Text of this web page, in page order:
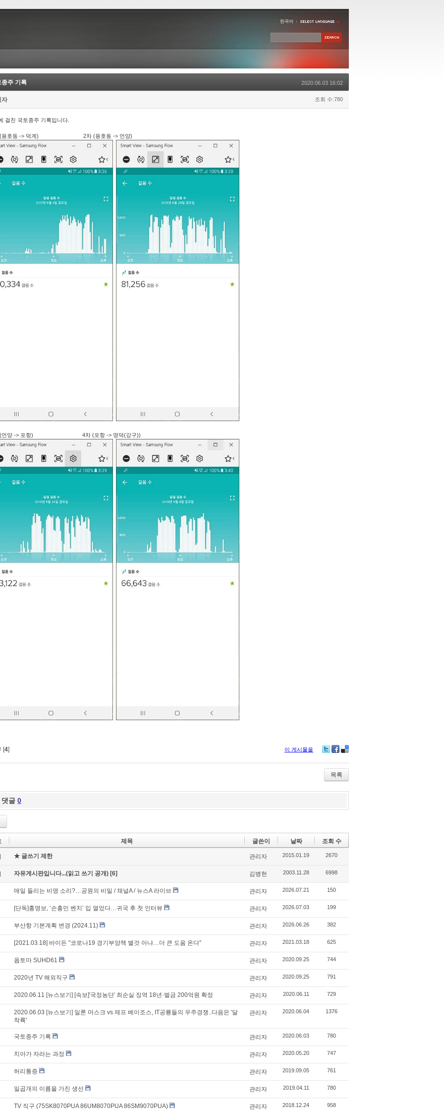
한국어
종주 기록 2020.06.03 16:02
자 조회 수:780
걸친 국토종주 기록입니다.
(용호동 -> 덕계) 2차 (용호동 -> 언양)
(언양 -> 포항) 4차 (포항 -> 영덕(강구))
[4] 이 게시물을
itte ce
bo
ok
lici
ou
s
목록
댓글 0
제목 글쓴이 날짜 조회 수
★ 글쓰기 제한 관리자 2015.01.19 2670
자유게시판입니다...(읽고 쓰기 공개) [6] 김병헌 2003.11.28 6998
매일 들리는 비명 소리?…공원의 비밀 / 채널A / 뉴스A 라이브 관리자 2026.07.21 150
[단독]홍명보, ‘손흥민 벤치’ 입 열었다…귀국 후 첫 인터뷰 관리자 2026.07.03 199
부산항 기본계획 변경 (2024.11) 관리자 2026.06.26 382
[2021.03.18] 바이든 "코로나19 경기부양책 별것 아냐…더 큰 도움 온다" 관리자 2021.03.18 625
옵토마 SUHD61 관리자 2020.09.25 744
2020년 TV 해외직구 관리자 2020.09.25 791
2020.06.11 [뉴스보기] [속보]'국정농단' 최순실 징역 18년·벌금 200억원 확정 관리자 2020.06.11 729
2020.06.03 [뉴스보기] 일론 머스크 vs 제프 베이조스, IT공룡들의 우주경쟁..다음은 '달
착륙'
관리자 2020.06.04 1376
국토종주 기록 관리자 2020.06.03 780
치아가 자라는 과정 관리자 2020.05.20 747
허리통증 관리자 2019.09.05 761
일곱개의 이름을 가진 생선 관리자 2019.04.11 780
TV 직구 (75SK8070PUA 86UM8070PUA 86SM9070PUA) 관리자 2018.12.24 958